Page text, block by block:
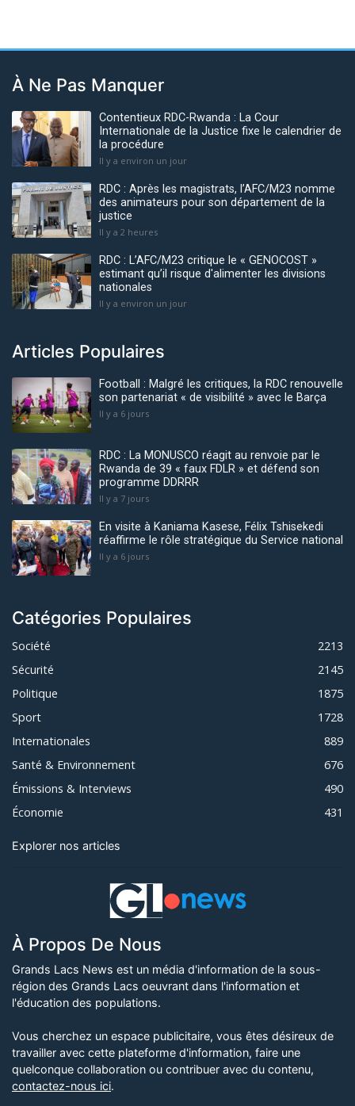
À Ne Pas Manquer
Contentieux RDC-Rwanda : La Cour
Internationale de la Justice fixe le calendrier de
la procédure
Il y a environ un jour
RDC : Après les magistrats, l’AFC/M23 nomme
des animateurs pour son département de la
justice
Il y a 2 heures
RDC : L’AFC/M23 critique le « GENOCOST »
estimant qu’il risque d'alimenter les divisions
nationales
Il y a environ un jour
Articles Populaires
Football : Malgré les critiques, la RDC renouvelle
son partenariat « de visibilité » avec le Barça
Il y a 6 jours
RDC : La MONUSCO réagit au renvoie par le
Rwanda de 39 « faux FDLR » et défend son
programme DDRRR
Il y a 7 jours
En visite à Kaniama Kasese, Félix Tshisekedi
réaffirme le rôle stratégique du Service national
Il y a 6 jours
Catégories Populaires
Société
2213
Sécurité
2145
Politique
1875
Sport
1728
Internationales
889
Santé & Environnement
676
Émissions & Interviews
490
Économie
431
Explorer nos articles
À Propos De Nous
Grands Lacs News est un média d'information de la sous-
région des Grands Lacs oeuvrant dans l'information et
l'éducation des populations.
Vous cherchez un espace publicitaire, vous êtes désireux de
travailler avec cette plateforme d'information, faire une
quelconque collaboration ou contribuer avec du contenu,
contactez-nous ici.